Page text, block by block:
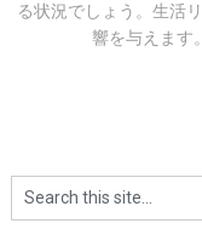
る状況でしょう。生活
響を与えます